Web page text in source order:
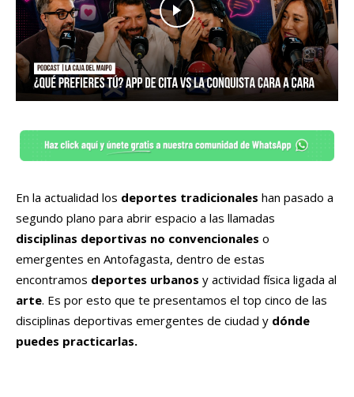
En la actualidad los deportes tradicionales han pasado a
segundo plano para abrir espacio a las llamadas
disciplinas deportivas no convencionales o
emergentes en Antofagasta, dentro de estas
encontramos deportes urbanos y actividad física ligada al
arte. Es por esto que te presentamos el top cinco de las
disciplinas deportivas emergentes de ciudad y dónde
puedes practicarlas.